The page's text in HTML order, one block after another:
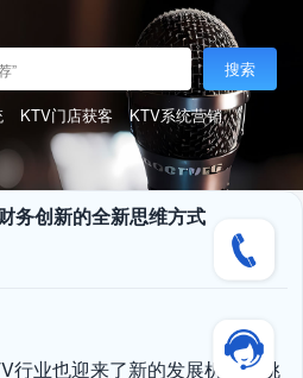
搜索
KTV门店获客 KTV系统营销
务创新的全新思维方式
行业也迎来了新的发展机遇和挑